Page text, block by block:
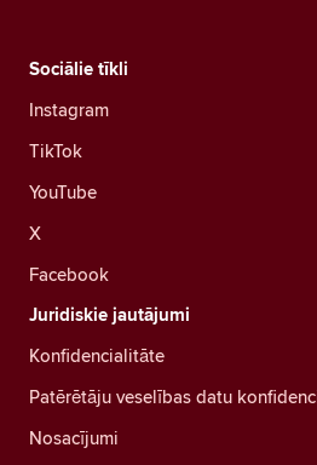
Sociālie tīkli
Instagram
TikTok
YouTube
X
Facebook
Juridiskie jautājumi
Konfidencialitāte
Patērētāju veselības datu
Nosacījumi